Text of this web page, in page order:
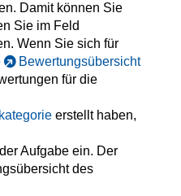
Damit können Sie
Sie im Feld
Wenn Sie sich für
Bewertungsübersicht
für die
erstellt haben,
Aufgabe ein. Der
des